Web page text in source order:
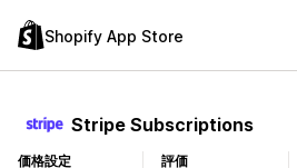
Shopify App Store
Stripe Subscriptions
価格設定
評価